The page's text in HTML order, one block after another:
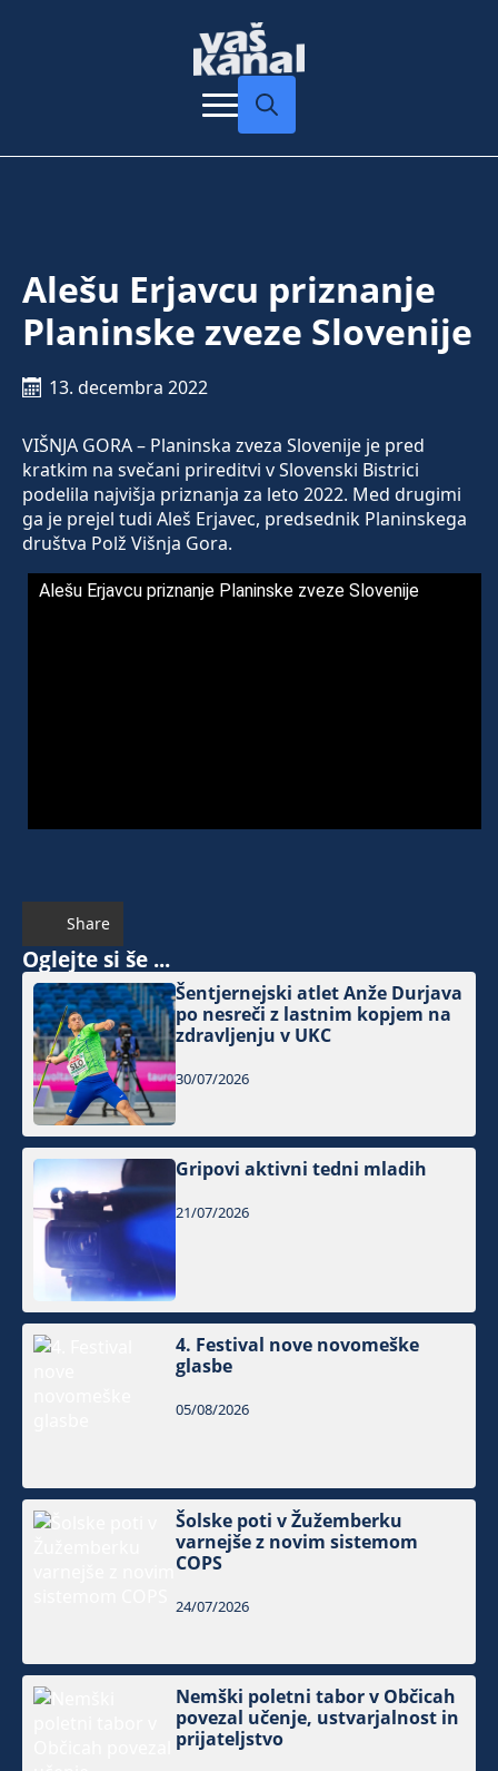
Alešu Erjavcu priznanje
Planinske zveze Slovenije
13. decembra 2022
VIŠNJA GORA – Planinska zveza Slovenije je pred
kratkim na svečani prireditvi v Slovenski Bistrici
podelila najvišja priznanja za leto 2022. Med drugimi
ga je prejel tudi Aleš Erjavec, predsednik Planinskega
društva Polž Višnja Gora.
Alešu Erjavcu priznanje Planinske zveze Slovenije
Share
Oglejte si še ...
Šentjernejski atlet Anže Durjava
po nesreči z lastnim kopjem na
zdravljenju v UKC
30/07/2026
Gripovi aktivni tedni mladih
21/07/2026
4. Festival nove novomeške
glasbe
05/08/2026
Šolske poti v Žužemberku
varnejše z novim sistemom
COPS
24/07/2026
Nemški poletni tabor v Občicah
povezal učenje, ustvarjalnost in
prijateljstvo